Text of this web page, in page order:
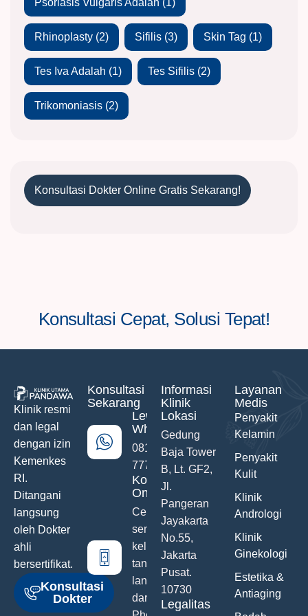
Psoriasis Vulgaris Adalah (1)
Rhinoplasty (2) Sifilis (3) Skin Tag (1)
Tes Iva Adalah (1) Tes Sifilis (2)
Trikomoniasis (2)
Konsultasi Dokter Online Gratis Sekarang!
Konsultasi Cepat, Solusi Tepat!
Klinik resmi
dan legal
dengan izin
Kemenkes
RI.
Ditangani
langsung
oleh Dokter
ahli
bersertifikat.
Konsultasi
Dokter
Konsultasi
Sekarang
Lewat
WhatsApp
0811-742-
777
Konsultasi
Online
Ceritakan
semua
keluhanmu
tanpa malu
langsung
dari Hand
Informasi
Klinik
Lokasi
Gedung
Baja Tower
B, Lt. GF2,
Jl.
Pangeran
Jayakarta
No.55,
Jakarta
Pusat.
10730
Legalitas
Layanan
Medis
Penyakit
Kelamin
Penyakit
Kulit
Klinik
Andrologi
Klinik
Ginekologi
Estetika &
Antiaging